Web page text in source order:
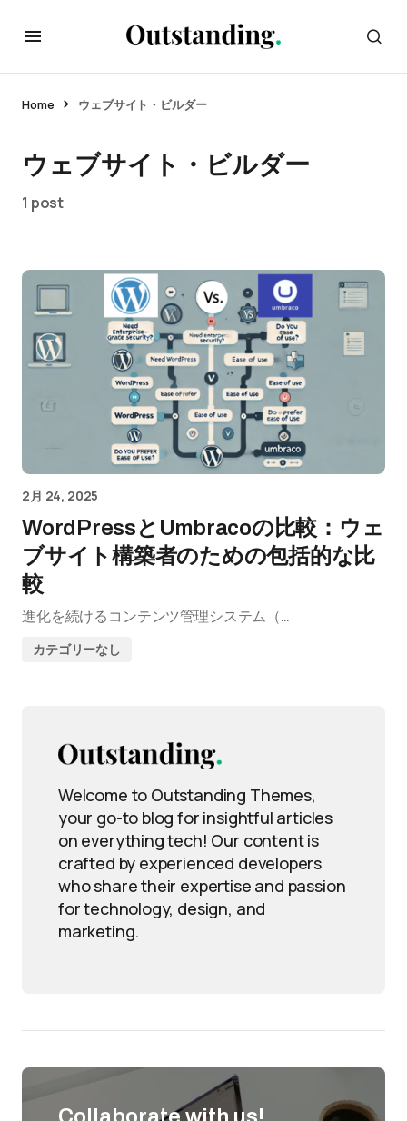
Home ウェブサイト・ビルダー
ウェブサイト・ビルダー
1 post
2月 24, 2025
WordPressとUmbracoの比較：ウェ
ブサイト構築者のための包括的な比
較
進化を続けるコンテンツ管理システム（…
カテゴリーなし
Welcome to Outstanding Themes,
your go-to blog for insightful articles
on everything tech! Our content is
crafted by experienced developers
who share their expertise and passion
for technology, design, and
marketing.